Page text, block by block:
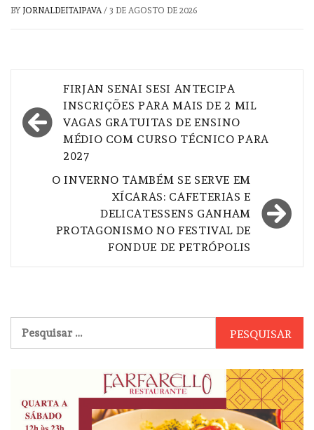
BY JORNALDEITAIPAVA/ 3 DE AGOSTO DE 2026
Navegação
de
Post
FIRJAN SENAI SESI ANTECIPA
INSCRIÇÕES PARA MAIS DE 2 MIL
VAGAS GRATUITAS DE ENSINO
MÉDIO COM CURSO TÉCNICO PARA
2027
O INVERNO TAMBÉM SE SERVE EM
XÍCARAS: CAFETERIAS E
DELICATESSENS GANHAM
PROTAGONISMO NO FESTIVAL DE
FONDUE DE PETRÓPOLIS